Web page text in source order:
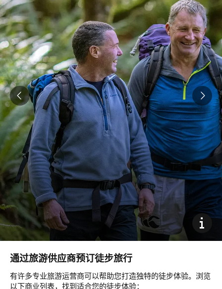
通过旅游供应商预订徒步旅行
有许多专业旅游运营商可以帮助您打造独特的徒步体验。浏览
以下商业列表，找到适合您的徒步体验：